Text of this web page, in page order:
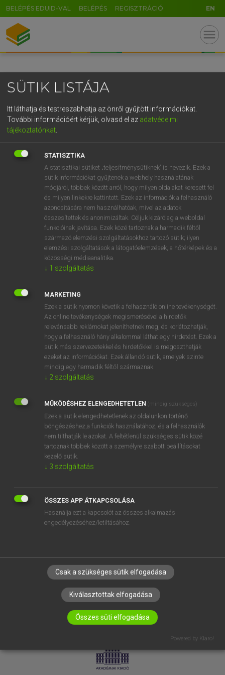
BELÉPÉS EDUID-VAL BELÉPÉS REGISZTRÁCIÓ EN
menu
OOOOPS!
SZOTAR.NET APPLIKÁCIÓ
MICROSOFT OFFICE BŐVÍTMÉNY
BEÉPÜLŐ SZÓTÁRMODUL
ONLINE NYELVVIZSGA
EGYÉNI FELHASZNÁLÓKNAK
TANULÓKNAK
OKTATÁSI INTÉZMÉNYEKNEK
VÁLLALATI MEGOLDÁSOK
RÓLUNK
ELÉRHETŐSÉG
SÜTI BEÁLLÍTÁSOK
LICENCSZERZŐDÉS ADATVÉDELEM
SÜTIK LISTÁJA
Itt láthatja és testreszabhatja az önről gyűjtött információkat.
További információért kérjük, olvasd el az adatvédelmi
tájékoztatónkat
STATISZTIKA
A statisztikai sütiket „teljesítménysütiknek” is nevezik. Ezek a
sütik információkat gyűjtenek a webhely használatának
módjáról, többek között arról, hogy milyen oldalakat keresett fel
és milyen linkekre kattintott. Ezek az információk a felhasználó
azonosítására nem használhatóak, mivel az adatok
összesítettek és anonimizáltak. Céljuk kizárólag a weboldal
funkcióinak javítása. Ezek közé tartoznak a harmadik féltől
származó elemzési szolgáltatásokhoz tartozó sütik; ilyen
elemzési szolgáltatások a látogatóelemzések, a hőtérképek és a
közösségi médiaanalitika.
↓ 1 szolgáltatás
MARKETING
Ezek a sütik nyomon követik a felhasználó online tevékenységét.
Az online tevékenységek megismerésével a hirdetők
relevánsabb reklámokat jeleníthetnek meg, és korlátozhatják,
hogy a felhasználó hány alkalommal láthat egy hirdetést. Ezek a
sütik más szervezetekkel és hirdetőkkel is megoszthatják
ezeket az információkat. Ezek állandó sütik, amelyek szinte
mindig egy harmadik féltől származnak.
↓ 2 szolgáltatás
MŰKÖDÉSHEZ ELENGEDHETETLEN (mindig szükséges)
Ezek a sütik elengedhetetlenek az oldalunkon történő
böngészéshez,a funkciók használatához, és a felhasználók
nem tilthatják le azokat. A feltétlenül szükséges sütik közé
tartoznak többek között a személyre szabott beállításokat
kezelő sütik.
↓ 3 szolgáltatás
ÖSSZES APP ÁTKAPCSOLÁSA
Használja ezt a kapcsolót az összes alkalmazás
engedélyezéséhez/letiltásához.
Csak a szükséges sütik elfogadása
Kiválasztottak elfogadása
Összes süti elfogadása
Powered by Klaro!
GR
5
g h k l
v b n m , . - AltGr